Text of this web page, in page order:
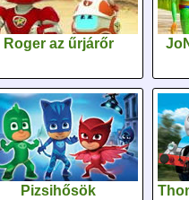
Roger az űrjárőr
Pizsihősök